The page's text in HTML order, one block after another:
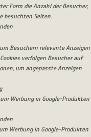
Form die Anzahl der Besucher,
besuchten Seiten.
Besuchern relevante Anzeigen
verfolgen Besucher auf
um angepasste Anzeigen
Werbung in Google-Produkten
Werbung in Google-Produkten